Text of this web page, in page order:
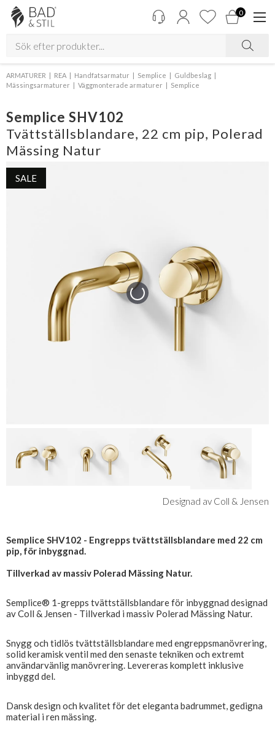
0
ARMATURER REA Handfatsarmatur Semplice
Guldbeslag
Mässingsarmaturer
Väggmonterade armaturer Semplice
Semplice SHV102
Tvättställsblandare, 22 cm pip, Polerad
Mässing Natur
SALE
Designad av Coll & Jensen
Semplice SHV102 - Engrepps tvättställsblandare med 22 cm
pip, för inbyggnad.
Tillverkad av massiv Polerad Mässing Natur.
Semplice® 1-grepps tvättställsblandare för inbyggnad designad
av Coll & Jensen - Tillverkad i massiv Polerad Mässing Natur.
Snygg och tidlös tvättställsblandare med engreppsmanövrering,
solid keramisk ventil med den senaste tekniken och extremt
användarvänlig manövrering. Levereras komplett inklusive
inbyggd del.
Dansk design och kvalitet för det eleganta badrummet, gedigna
material i ren mässing.